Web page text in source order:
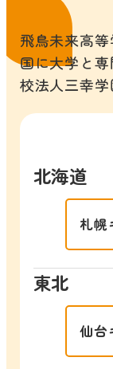
飛鳥未来高
国に大学と
校法人三幸学
北海道
札幌
東北
仙台